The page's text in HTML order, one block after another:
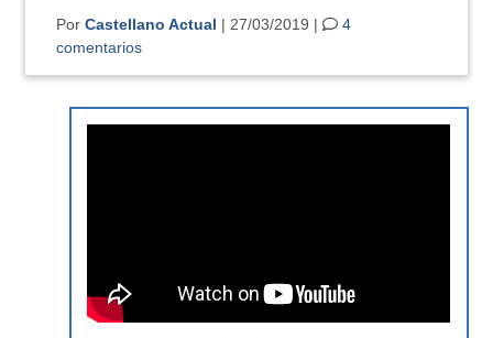
PorCastellano Actual | 27/03/2019 |
4
comentarios